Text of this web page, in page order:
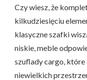
Czy wiesz, że
kilkudziesięciu
klasyczne szafki
niskie, meble
szuflady cargo, które
niewielkich